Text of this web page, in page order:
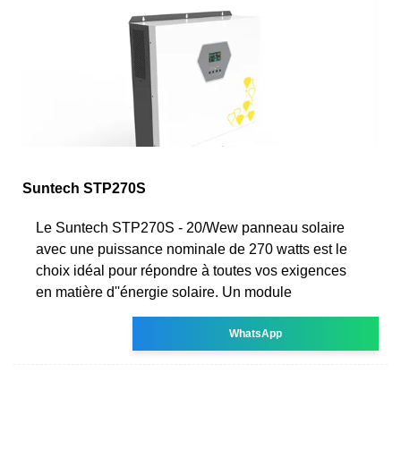
Suntech STP270S
Le Suntech STP270S - 20/Wew panneau solaire
avec une puissance nominale de 270 watts est le
choix idéal pour répondre à toutes vos exigences
en matière d''énergie solaire. Un module
WhatsApp